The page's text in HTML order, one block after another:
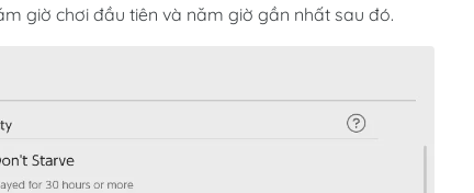
giờ chơi đầu tiên và năm giờ gần nhất sau đó.